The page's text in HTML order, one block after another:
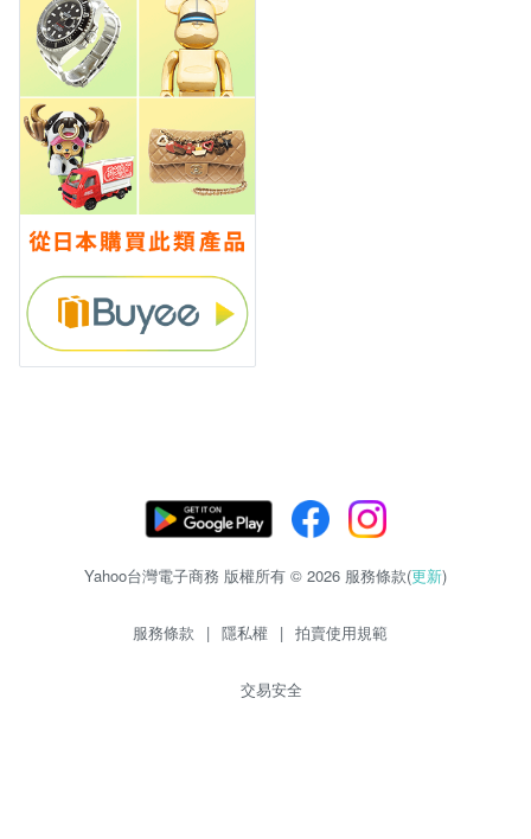
Yahoo台灣電子商務 版權所有 © 2026 服務條款(更新)
服務條款 | 隱私權 | 拍賣使用規範
交易安全